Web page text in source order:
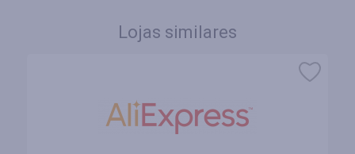
Lojas similares